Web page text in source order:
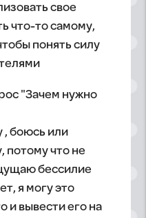
свое
что-то самому,
понять силу
"Зачем нужно
, боюсь или
потому что не
бессилие
я могу это
и вывести его на